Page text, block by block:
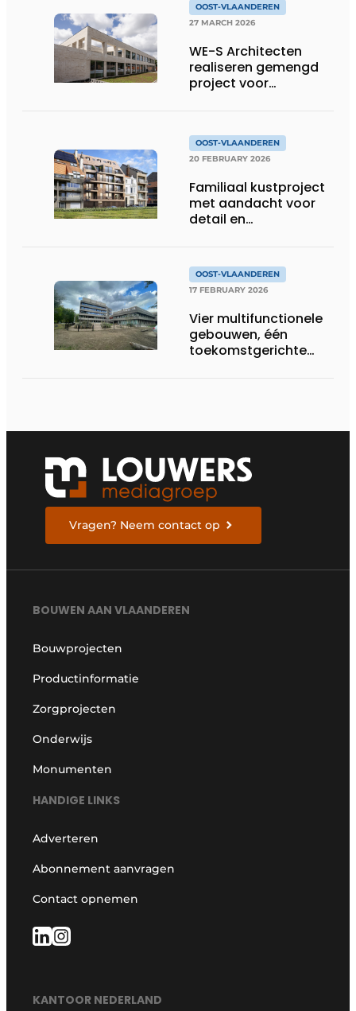
OOST-VLAANDEREN
27 MARCH 2026
WE-S Architecten
realiseren gemengd
project voor
OOST-VLAANDEREN
20 FEBRUARY 2026
Familiaal kustproject
met aandacht voor
detail en
OOST-VLAANDEREN
17 FEBRUARY 2026
Vier multifunctionele
gebouwen, één
toekomstgerichte
Vragen? Neem contact op
BOUWEN AAN VLAANDEREN
Bouwprojecten
Productinformatie
Zorgprojecten
Onderwijs
Monumenten
HANDIGE LINKS
Adverteren
Abonnement aanvragen
Contact opnemen
KANTOOR NEDERLAND